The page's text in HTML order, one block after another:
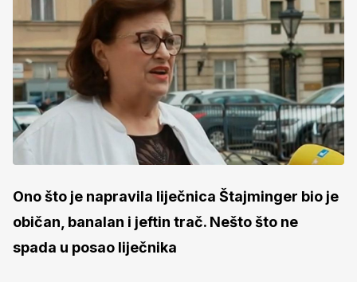
Ono što je napravila liječnica Štajminger bio je
običan, banalan i jeftin trač. Nešto što ne
spada u posao liječnika